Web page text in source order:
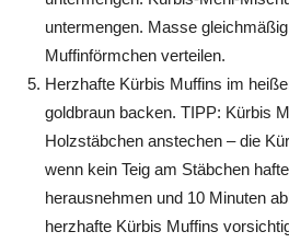
untermengen. Masse
Muffinförmchen verteilen.
Herzhafte Kürbis Muffins im
goldbraun backen. TIPP: Kürbis
Holzstäbchen anstechen – die
wenn kein Teig am Stäbchen
herausnehmen und 10 Minuten
herzhafte Kürbis Muffins